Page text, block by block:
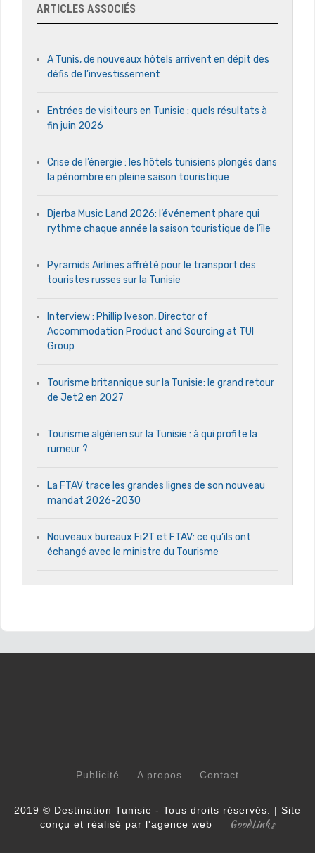
ARTICLES ASSOCIÉS
A Tunis, de nouveaux hôtels arrivent en dépit des
défis de l’investissement
Entrées de visiteurs en Tunisie : quels résultats à
fin juin 2026
Crise de l’énergie : les hôtels tunisiens plongés dans
la pénombre en pleine saison touristique
Djerba Music Land 2026: l’événement phare qui
rythme chaque année la saison touristique de l’île
Pyramids Airlines affrété pour le transport des
touristes russes sur la Tunisie
Interview : Phillip Iveson, Director of
Accommodation Product and Sourcing at TUI
Group
Tourisme britannique sur la Tunisie: le grand retour
de Jet2 en 2027
Tourisme algérien sur la Tunisie : à qui profite la
rumeur ?
La FTAV trace les grandes lignes de son nouveau
mandat 2026-2030
Nouveaux bureaux Fi2T et FTAV: ce qu’ils ont
échangé avec le ministre du Tourisme
Publicité A propos Contact
2019 © Destination Tunisie - Tous droits réservés. | Site
conçu et réalisé par l'agence web
GoodLinks